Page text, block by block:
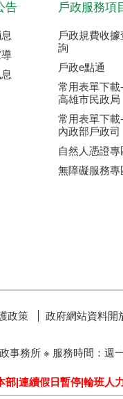
告 戶政服務項
戶政規費收據
詢
戶政e點通
常用表單下載-
高雄市民政局
常用表單下載-
內政部戶政司
自然人憑證專
無障礙服務專
政策 政府網站資料開
事務所 ※ 服務時間：週
部|連續假日暫停|輪班人